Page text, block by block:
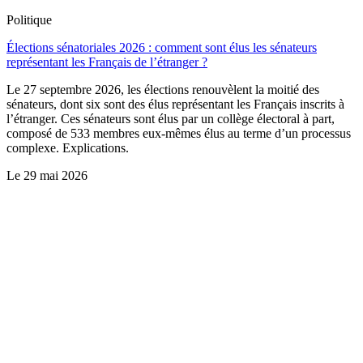
Politique
Élections sénatoriales 2026 : comment sont élus les sénateurs
représentant les Français de l’étranger ?
Le 27 septembre 2026, les élections renouvèlent la moitié des
sénateurs, dont six sont des élus représentant les Français inscrits à
l’étranger. Ces sénateurs sont élus par un collège électoral à part,
composé de 533 membres eux-mêmes élus au terme d’un processus
complexe. Explications.
Le 29 mai 2026